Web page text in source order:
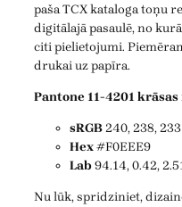
paša TCX kataloga toņu
digitālajā pasaulē, no
citi pielietojumi.
drukai uz papīra.
Pantone 11-4201
sRGB240, 238, 233
Hex#F0EEE9
Lab94.14, 0.42,
Nu lūk, spridziniet,